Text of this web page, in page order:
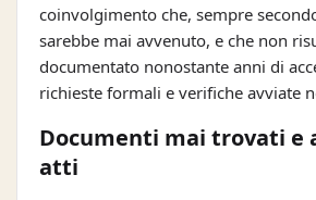
coinvolgimento che, sempre
sarebbe mai avvenuto, e che non
documentato nonostante anni di
richieste formali e verifiche avviate
Documenti mai trovati e
atti